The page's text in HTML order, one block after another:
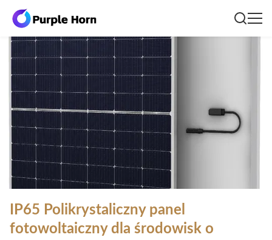
IP65 Polikrystaliczny panel
fotowoltaiczny dla środowisk o